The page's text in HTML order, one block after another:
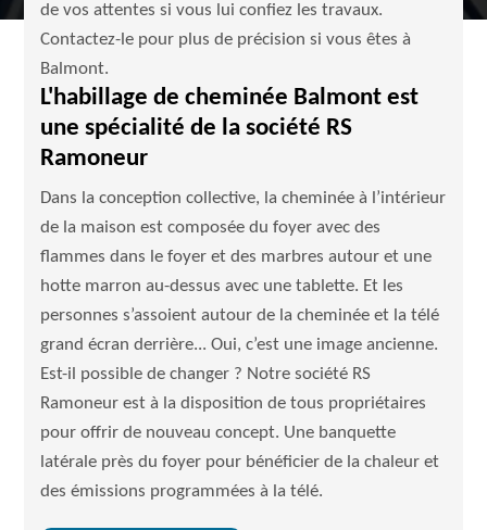
de vos attentes si vous lui confiez les travaux.
Contactez-le pour plus de précision si vous êtes à
Balmont.
L'habillage de cheminée Balmont est
une spécialité de la société RS
Ramoneur
Dans la conception collective, la cheminée à l’intérieur
de la maison est composée du foyer avec des
flammes dans le foyer et des marbres autour et une
hotte marron au-dessus avec une tablette. Et les
personnes s’assoient autour de la cheminée et la télé
grand écran derrière... Oui, c’est une image ancienne.
Est-il possible de changer ? Notre société RS
Ramoneur est à la disposition de tous propriétaires
pour offrir de nouveau concept. Une banquette
latérale près du foyer pour bénéficier de la chaleur et
des émissions programmées à la télé.